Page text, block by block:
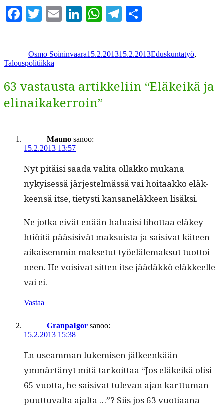
Facebook
TwitterEmailLinkedIn
WhatsApp
Telegram
Osmo Soininvaara15.2.201315.2.2013Eduskuntatyö,
Talouspolitiikka
63 vastausta artikkeliin “Eläkeikä ja
elinaikakerroin”
Mauno sanoo:
15.2.2013 13:57
Nyt pitäisi saa­da vali­ta ollakko mukana
nykyisessä jär­jestelmässä vai hoitaakko eläk­
keen­sä itse, tietysti kansaneläk­keen lisäksi.
Ne jot­ka eivät enään halu­aisi lihot­taa eläkey­
htiöitä pää­si­sivät mak­su­ista ja saisi­vat käteen
aikaisem­min mak­se­tut työeläle­mak­sut tuot­toi­
neen. He voisi­vat sit­ten itse jäädäkkö eläk­keelle
vai ei.
Vastaa
GranpaIgor sanoo:
15.2.2013 15:38
En use­am­man lukemisen jäl­keenkään
ymmärtänyt mitä tarkoit­taa “Jos eläkeikä olisi
65 vuot­ta, he saisi­vat tule­van ajan kart­tuman
puut­tuval­ta ajal­ta …”? Siis jos 63 vuo­ti­aana